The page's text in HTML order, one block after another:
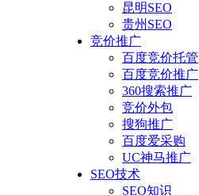
昆明SEO
贵州SEO
竞价推广
百度竞价托管
百度竞价推广
360搜索推广
竞价外包
搜狗推广
百度爱采购
UC神马推广
SEO技术
SEO知识